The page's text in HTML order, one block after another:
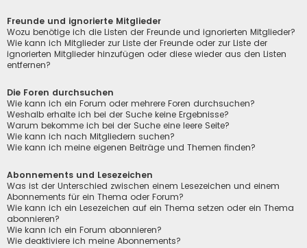
Freunde und ignorierte Mitglieder
Wozu benötige ich die Listen der Freunde und ignorierten Mitglieder?
Wie kann ich Mitglieder zur Liste der Freunde oder zur Liste der
ignorierten Mitglieder hinzufügen oder diese wieder aus den Listen
entfernen?
Die Foren durchsuchen
Wie kann ich ein Forum oder mehrere Foren durchsuchen?
Weshalb erhalte ich bei der Suche keine Ergebnisse?
Warum bekomme ich bei der Suche eine leere Seite?
Wie kann ich nach Mitgliedern suchen?
Wie kann ich meine eigenen Beiträge und Themen finden?
Abonnements und Lesezeichen
Was ist der Unterschied zwischen einem Lesezeichen und einem
Abonnements für ein Thema oder Forum?
Wie kann ich ein Lesezeichen auf ein Thema setzen oder ein Thema
abonnieren?
Wie kann ich ein Forum abonnieren?
Wie deaktiviere ich meine Abonnements?